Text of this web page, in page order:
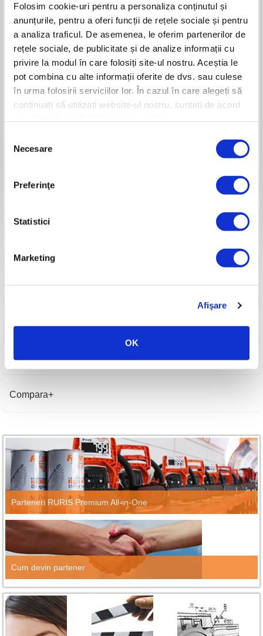
Folosim cookie-uri pentru a personaliza conținutul și
anunțurile, pentru a oferi funcții de rețele sociale și pentru
a analiza traficul. De asemenea, le oferim partenerilor de
rețele sociale, de publicitate și de analize informații cu
privire la modul în care folosiți site-ul nostru. Aceștia le
pot combina cu alte informații oferite de dvs. sau culese
în urma folosirii serviciilor lor. În cazul în care alegeți să
continuați să utilizați website-ul nostru, sunteți de acord
consimțământului
Necesare
Preferinţe
Statistici
Marketing
Afişare
OK
Lățimea de lucru
420 mm
Funcții
Colectare, aruncare în spate, mulching
Sistem de aprindere
Electronică/magnetou
Deplasare
Viteză
1 înainte
Carcasă șasiu
Metal
Volum sac colector
45 l
Consum mediu
0,6l/h
Ergonomic
Film demonstratie
Compara
Parteneri RURIS Premium All-in-One
Cum devin partener